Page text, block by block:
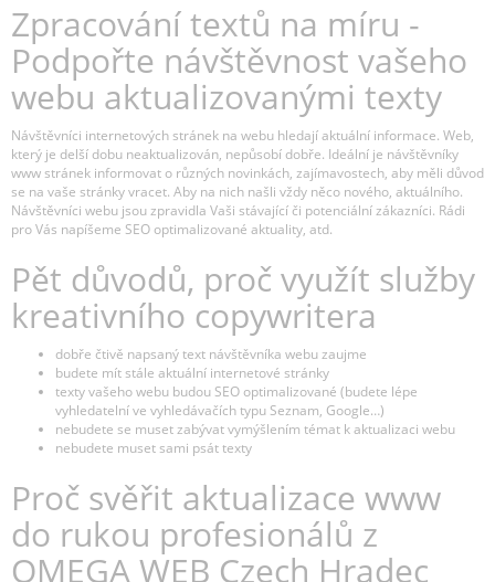
Zpracování textů na míru -
Podpořte návštěvnost vašeho
webu aktualizovanými texty
Návštěvníci internetových stránek na webu hledají aktuální informace. Web,
který je delší dobu neaktualizován, nepůsobí dobře. Ideální je návštěvníky
www stránek informovat o různých novinkách, zajímavostech, aby měli důvod
se na vaše stránky vracet. Aby na nich našli vždy něco nového, aktuálního.
Návštěvníci webu jsou zpravidla Vaši stávající či potenciální zákazníci. Rádi
pro Vás napíšeme SEO optimalizované aktuality, atd.
Pět důvodů, proč využít služby
kreativního copywritera
dobře čtivě napsaný text návštěvníka webu zaujme
budete mít stále aktuální internetové stránky
texty vašeho webu budou SEO optimalizované (budete lépe
vyhledatelní ve vyhledávačích typu Seznam, Google…)
nebudete se muset zabývat vymýšlením témat k aktualizaci webu
nebudete muset sami psát texty
Proč svěřit aktualizace www
do rukou profesionálů z
OMEGA WEB Czech Hradec